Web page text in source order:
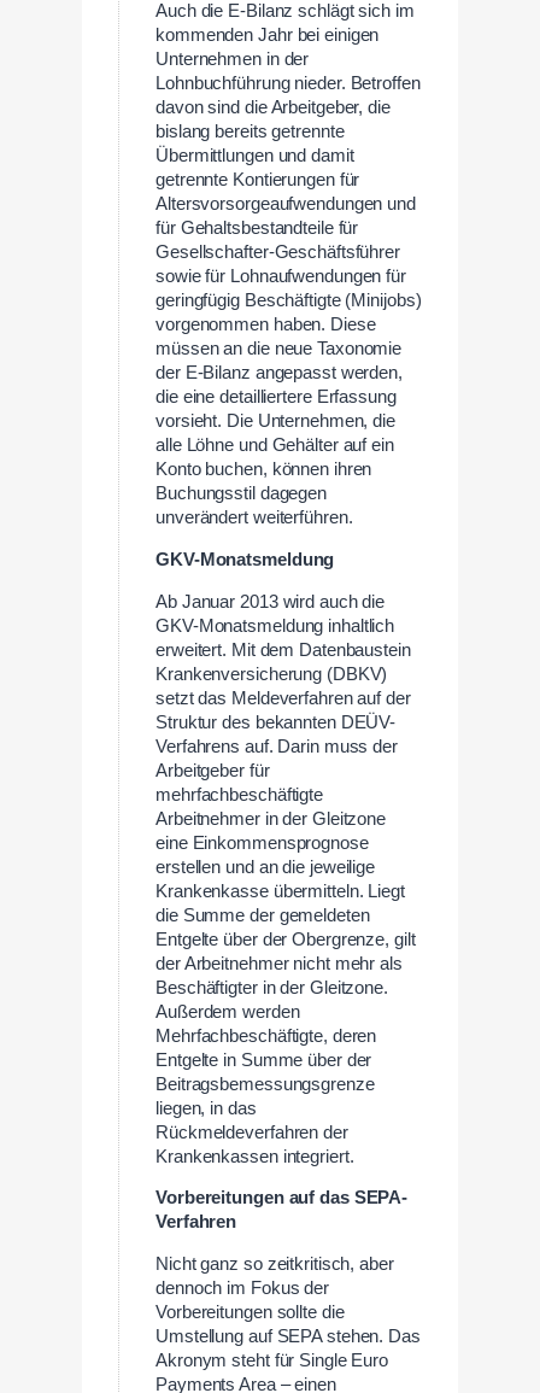
Auch die E-Bilanz schlägt sich im
kommenden Jahr bei einigen
Unternehmen in der
Lohnbuchführung nieder. Betroffen
davon sind die Arbeitgeber, die
bislang bereits getrennte
Übermittlungen und damit
getrennte Kontierungen für
Altersvorsorgeaufwendungen und
für Gehaltsbestandteile für
Gesellschafter-Geschäftsführer
sowie für Lohnaufwendungen für
geringfügig Beschäftigte (Minijobs)
vorgenommen haben. Diese
müssen an die neue Taxonomie
der E-Bilanz angepasst werden,
die eine detailliertere Erfassung
vorsieht. Die Unternehmen, die
alle Löhne und Gehälter auf ein
Konto buchen, können ihren
Buchungsstil dagegen
unverändert weiterführen.
GKV-Monatsmeldung
Ab Januar 2013 wird auch die
GKV-Monatsmeldung inhaltlich
erweitert. Mit dem Datenbaustein
Krankenversicherung (DBKV)
setzt das Meldeverfahren auf der
Struktur des bekannten DEÜV-
Verfahrens auf. Darin muss der
Arbeitgeber für
mehrfachbeschäftigte
Arbeitnehmer in der Gleitzone
eine Einkommensprognose
erstellen und an die jeweilige
Krankenkasse übermitteln. Liegt
die Summe der gemeldeten
Entgelte über der Obergrenze, gilt
der Arbeitnehmer nicht mehr als
Beschäftigter in der Gleitzone.
Außerdem werden
Mehrfachbeschäftigte, deren
Entgelte in Summe über der
Beitragsbemessungsgrenze
liegen, in das
Rückmeldeverfahren der
Krankenkassen integriert.
Vorbereitungen auf das SEPA-
Verfahren
Nicht ganz so zeitkritisch, aber
dennoch im Fokus der
Vorbereitungen sollte die
Umstellung auf SEPA stehen. Das
Akronym steht für Single Euro
Payments Area – einen